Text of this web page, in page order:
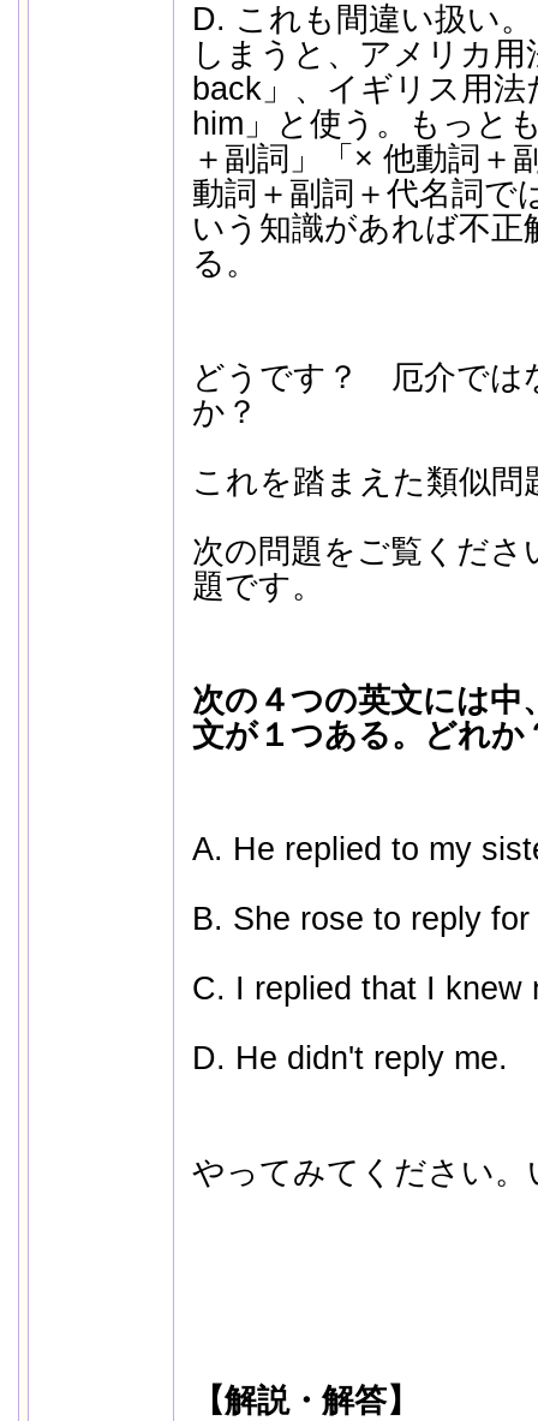
D. これも間違い扱い
しまうと、アメリカ
back」、イギリス用
him」と使う。もっと
＋副詞」「× 他動詞＋
動詞＋副詞＋代名詞で
いう知識があれば不
る。
どうです？ 厄介では
か？
これを踏まえた類似問
次の問題をご覧くださ
題です。
次の４つの英文には中
文が１つある。どれか
A. He replied to my
B. She rose to reply
C. I replied that I knew
D. He didn't reply me.
やってみてください
【解説・解答】